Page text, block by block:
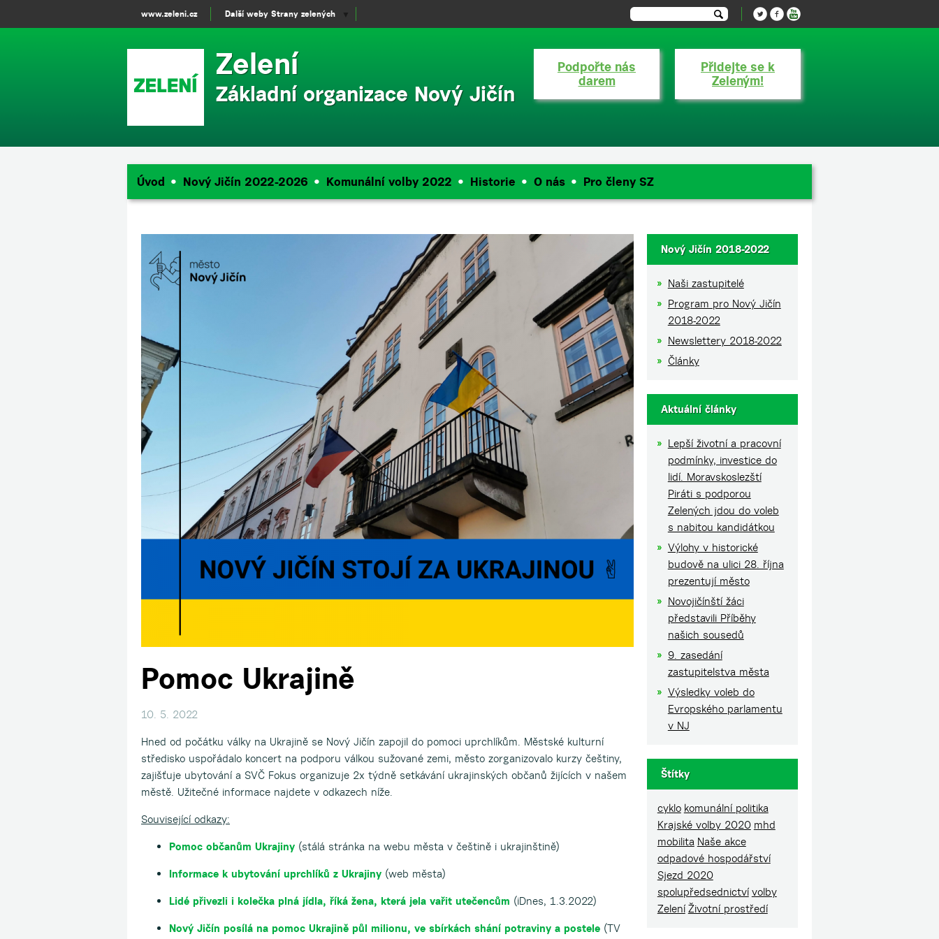
Zelení
Základní organizace Nový Jičín
Přidejte se k
Zeleným!
Podpořte nás
darem
Úvod Nový Jičín 2022-2026 Komunální volby 2022 Historie O nás Pro členy SZ
Pomoc Ukrajině
10. 5. 2022
Hned od počátku války na Ukrajině se Nový Jičín zapojil do pomoci uprchlíkům. Městské kulturní
středisko uspořádalo koncert na podporu válkou sužované zemi, město zorganizovalo kurzy češtiny,
zajišťuje ubytování a SVČ Fokus organizuje 2x týdně setkávání ukrajinských občanů žijících v našem
městě. Užitečné informace najdete v odkazech níže.
Související odkazy:
Pomoc občanům Ukrajiny (stálá stránka na webu města v češtině i ukrajinštině)
Informace k ubytování uprchlíků z Ukrajiny (web města)
Lidé přivezli i kolečka plná jídla, říká žena, která jela vařit utečencům (iDnes, 1.3.2022)
Nový Jičín posílá na pomoc Ukrajině půl milionu, ve sbírkách shání potraviny a postele (TV
Nový Jičín 2018-2022
Naši zastupitelé
Program pro Nový Jičín
2018-2022
Newslettery 2018-2022
Články
Aktuální články
Lepší životní a pracovní
podmínky, investice do
lidí. Moravskoslezští
Piráti s podporou
Zelených jdou do voleb
s nabitou kandidátkou
Výlohy v historické
budově na ulici 28. října
prezentují město
Novojičínští žáci
představili Příběhy
našich sousedů
9. zasedání
zastupitelstva města
Výsledky voleb do
Evropského parlamentu
v NJ
Štítky
cyklo komunální politika
Krajské volby 2020 mhd
mobilita Naše akce
odpadové hospodářství
Sjezd 2020
spolupředsednictví volby
Zelení Životní prostředí
www.zeleni.cz Další weby Strany zelených ▼